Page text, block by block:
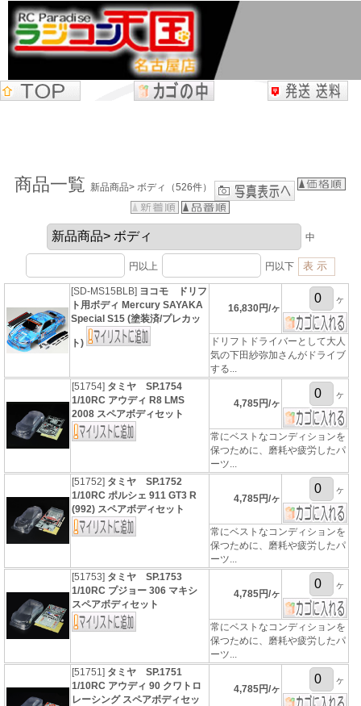
商品一覧 新品商品> ボディ（526件）
中
円以上 円以下
[SD-MS15BLB] ヨコモ ドリフ
ト用ボディ Mercury SAYAKA
Special S15 (塗装済/プレカッ
ト)
16,830円/ヶ
ヶ
ドリフトドライバーとして大人
気の下田紗弥加さんがドライブ
する...
[51754] タミヤ SP.1754
1/10RC アウディ R8 LMS
2008 スペアボディセット
4,785円/ヶ
ヶ
常にベストなコンディションを
保つために、磨耗や疲労したパ
ーツ...
[51752] タミヤ SP.1752
1/10RC ポルシェ 911 GT3 R
(992) スペアボディセット
4,785円/ヶ
ヶ
常にベストなコンディションを
保つために、磨耗や疲労したパ
ーツ...
[51753] タミヤ SP.1753
1/10RC プジョー 306 マキシ
スペアボディセット
4,785円/ヶ
ヶ
常にベストなコンディションを
保つために、磨耗や疲労したパ
ーツ...
[51751] タミヤ SP.1751
1/10RC アウディ 90 クワトロ
レーシング スペアボディセッ
4,785円/ヶ
ヶ